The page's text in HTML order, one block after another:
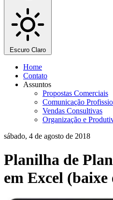
Escuro Claro
Home
Contato
Assuntos
Propostas Comerciais
Comunicação
Vendas Consultivas
Organização e
sábado, 4 de agosto de 2018
Planilha de
em Excel (baixe